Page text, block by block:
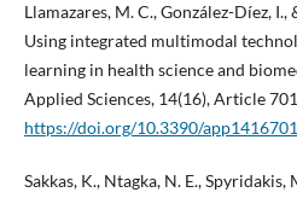
Llamazares, M. C., González-Díez,
Using integrated multimodal
learning in health science and
Applied Sciences, 14(16), Article
https://doi.org/10.3390/
Sakkas, K., Ntagka, N. E.,